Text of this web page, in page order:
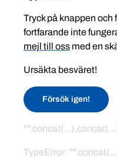
Tryck på knappen och
fortfarande inte
mejl till oss med en
Ursäkta besväret!
Försök igen!
TypeError: